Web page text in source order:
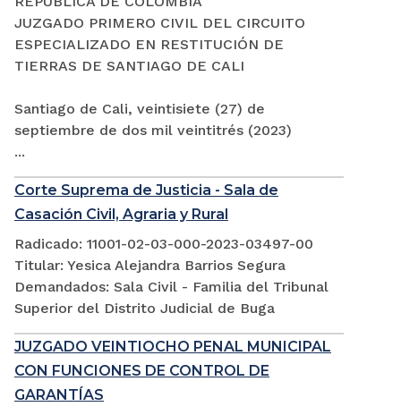
JUZGADO PRIMERO CIVIL DEL CIRCUITO
ESPECIALIZADO EN RESTITUCIÓN DE
TIERRAS DE SANTIAGO DE CALI
Santiago de Cali, veintisiete (27) de
septiembre de dos mil veintitrés (2023)
...
Corte Suprema de Justicia - Sala de
Casación Civil, Agraria y Rural
Radicado: 11001-02-03-000-2023-03497-00
Titular: Yesica Alejandra Barrios Segura
Demandados: Sala Civil - Familia del Tribunal
Superior del Distrito Judicial de Buga
JUZGADO VEINTIOCHO PENAL MUNICIPAL
CON FUNCIONES DE CONTROL DE
GARANTÍAS